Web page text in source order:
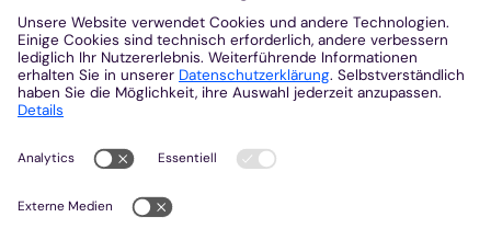
Büro der Regionen Aachen-Stadt und
Aachen-Land
Post- und Besucheradresse
Eupener Str. 134
52066 Aachen
0241 4790-101
0241 4790-222